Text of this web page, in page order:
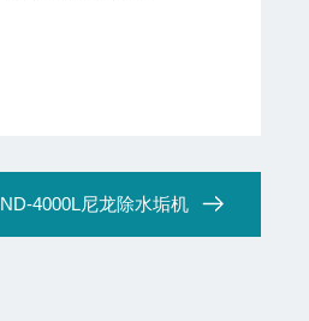
ND-4000L尼龙除水垢机